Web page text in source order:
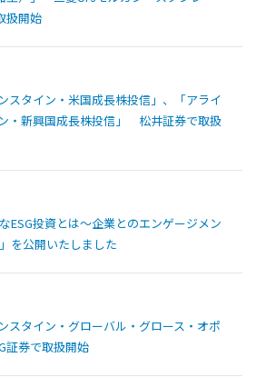
扱開始
スタイン・米国成長株投信」、「アライ
・新興国成長株投信」 松井証券で取扱
ESG投資とは～企業とのエンゲージメン
を公開いたしました
スタイン・グローバル・グロース・オポ
証券で取扱開始